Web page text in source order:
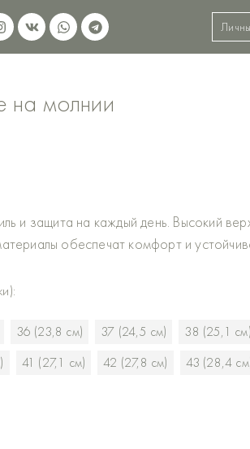
V
k
W
h
a
p
p
T
e
l
a
m
на молнии
и защита на каждый день. Высокий
обеспечат комфорт и
36 (23,8 см) 37 (24,5 см)
38 (25,1 см)
41 (27,1 см) 42 (27,8 см) 43 (28,4